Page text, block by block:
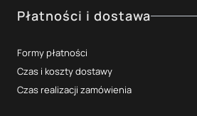
Płatności i dostawa
Formy płatności
Czas i koszty dostawy
Czas realizacji zamówienia